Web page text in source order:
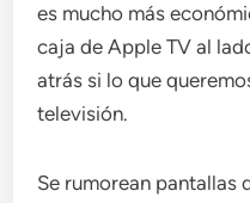
es mucho más
caja de Apple TV al
atrás si lo que
televisión.
Se rumorean pantallas